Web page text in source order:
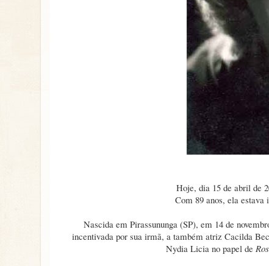
Hoje, dia 15 de abril de
Com 89 anos, ela estava
Nascida em Pirassununga (SP), em 14 de
incentivada por sua irmã, a também atriz Cacilda
Nydia Licia no papel de